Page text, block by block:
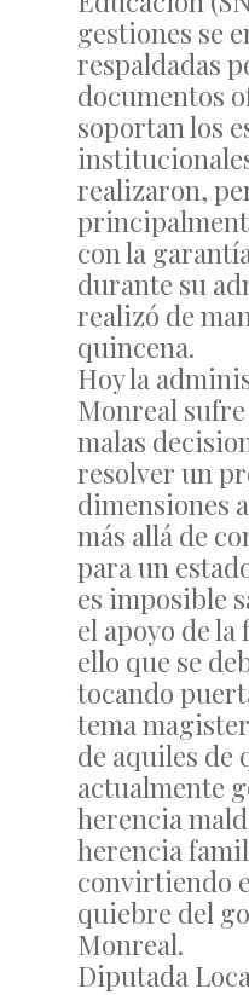
gestiones se
respaldadas
documentos
soportan los
realizaron,
con la
durante su
realizó de
quincena.
Hoy la
Monreal
malas
resolver un
dimensiones
más allá de
para un
es imposible
el apoyo de
ello que se
tocando
tema
de aquiles de
actualmente
herencia
herencia
convirtiendo
quiebre del
Monreal.
Diputada